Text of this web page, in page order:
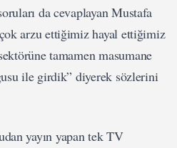
da cevaplayan Mustafa
arzu ettiğimiz hayal ettiğimiz
tamamen masumane
ile girdik” diyerek sözlerini
yayın yapan tek TV